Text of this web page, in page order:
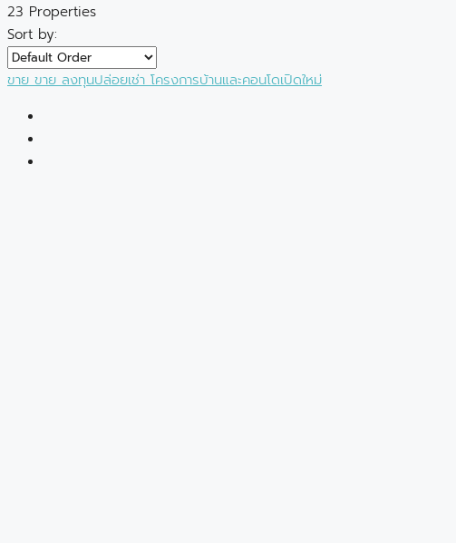
23 Properties
Sort by:
ขาย ขาย ลงทุนปล่อยเช่า โครงการบ้านและคอนโดเปิดใหม่